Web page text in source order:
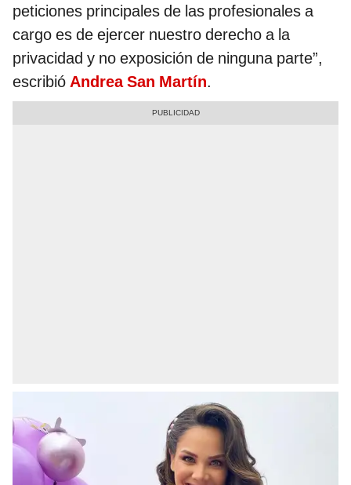
peticiones principales de las profesionales a
cargo es de ejercer nuestro derecho a la
privacidad y no exposición de ninguna parte”,
escribió Andrea San Martín.